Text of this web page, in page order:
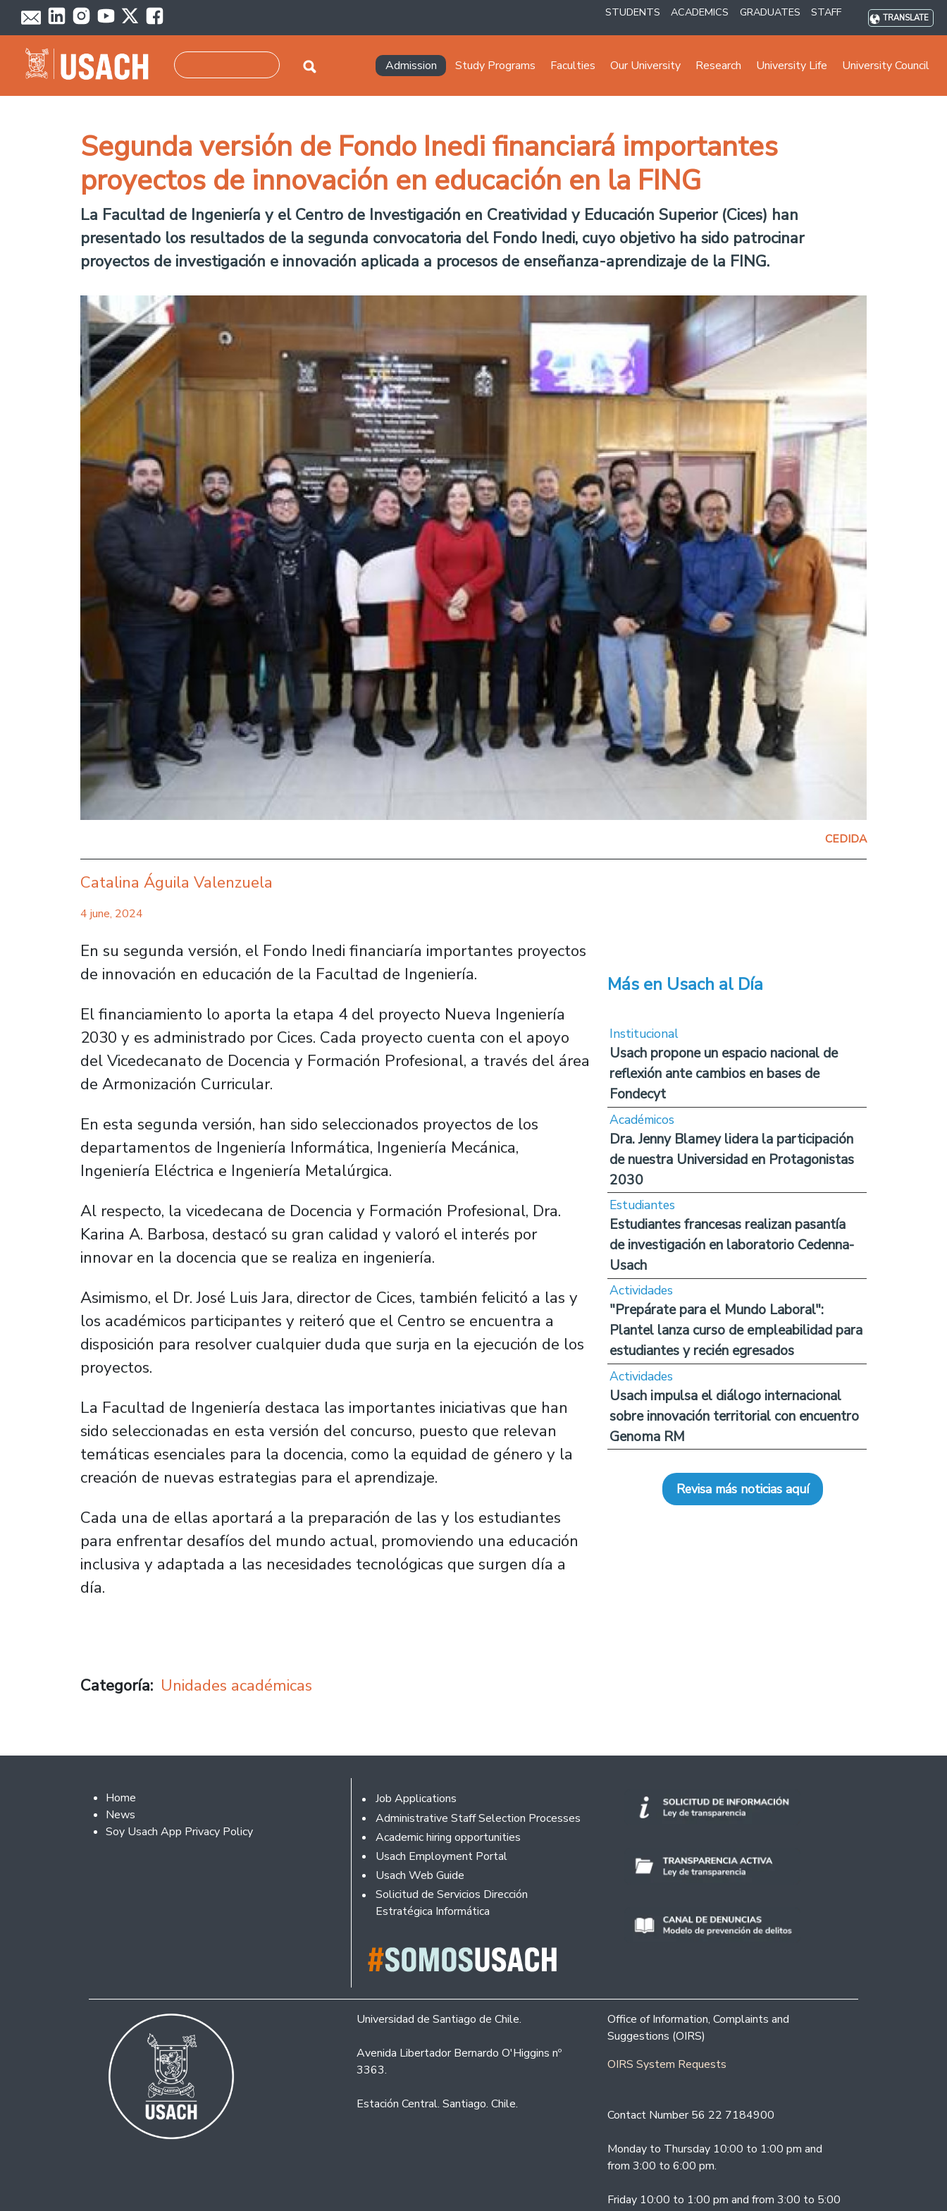
Skip to main content STUDENTS ACADEMICS GRADUATES STAFF TRANSLATE
Navegación principal
Admission Study Programs Faculties Our University Research University Life University Council
Segunda versión de Fondo Inedi financiará importantes
proyectos de innovación en educación en la FING
La Facultad de Ingeniería y el Centro de Investigación en Creatividad y Educación Superior (Cices) han
presentado los resultados de la segunda convocatoria del Fondo Inedi, cuyo objetivo ha sido patrocinar
proyectos de investigación e innovación aplicada a procesos de enseñanza-aprendizaje de la FING.
CEDIDA
Catalina Águila Valenzuela
4 june, 2024
En su segunda versión, el Fondo Inedi financiaría importantes proyectos
de innovación en educación de la Facultad de Ingeniería.
El financiamiento lo aporta la etapa 4 del proyecto Nueva Ingeniería
2030 y es administrado por Cices. Cada proyecto cuenta con el apoyo
del Vicedecanato de Docencia y Formación Profesional, a través del área
de Armonización Curricular.
En esta segunda versión, han sido seleccionados proyectos de los
departamentos de Ingeniería Informática, Ingeniería Mecánica,
Ingeniería Eléctrica e Ingeniería Metalúrgica.
Al respecto, la vicedecana de Docencia y Formación Profesional, Dra.
Karina A. Barbosa, destacó su gran calidad y valoró el interés por
innovar en la docencia que se realiza en ingeniería.
Asimismo, el Dr. José Luis Jara, director de Cices, también felicitó a las y
los académicos participantes y reiteró que el Centro se encuentra a
disposición para resolver cualquier duda que surja en la ejecución de los
proyectos.
La Facultad de Ingeniería destaca las importantes iniciativas que han
sido seleccionadas en esta versión del concurso, puesto que relevan
temáticas esenciales para la docencia, como la equidad de género y la
creación de nuevas estrategias para el aprendizaje.
Cada una de ellas aportará a la preparación de las y los estudiantes
para enfrentar desafíos del mundo actual, promoviendo una educación
inclusiva y adaptada a las necesidades tecnológicas que surgen día a
día.
Categoría Unidades académicas
Más en Usach al Día
Institucional
Usach propone un espacio nacional de
reflexión ante cambios en bases de
Fondecyt
Académicos
Dra. Jenny Blamey lidera la participación
de nuestra Universidad en Protagonistas
2030
Estudiantes
Estudiantes francesas realizan pasantía
de investigación en laboratorio Cedenna-
Usach
Actividades
"Prepárate para el Mundo Laboral":
Plantel lanza curso de empleabilidad para
estudiantes y recién egresados
Actividades
Usach impulsa el diálogo internacional
sobre innovación territorial con encuentro
Genoma RM
Revisa más noticias aquí
Footer 2
Home
News
Soy Usach App Privacy Policy
Footer
Job Applications
Administrative Staff Selection Processes
Academic hiring opportunities
Usach Employment Portal
Usach Web Guide
Solicitud de Servicios Dirección
Estratégica Informática
Universidad de Santiago de Chile.
Avenida Libertador Bernardo O'Higgins nº
3363.
Estación Central. Santiago. Chile.
Office of Information, Complaints and
Suggestions (OIRS)
OIRS System Requests
Contact Number 56 22 7184900
Monday to Thursday 10:00 to 1:00 pm and
from 3:00 to 6:00 pm.
Friday 10:00 to 1:00 pm and from 3:00 to 5:00